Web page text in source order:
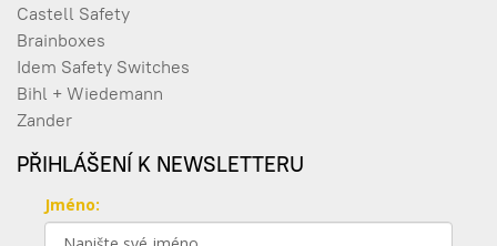
Castell Safety
Brainboxes
Idem Safety Switches
Bihl + Wiedemann
Zander
PŘIHLÁŠENÍ K NEWSLETTERU
Jméno: